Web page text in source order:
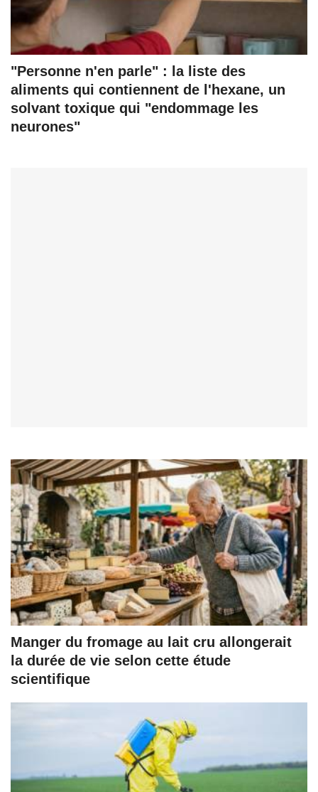
"Personne n'en parle" : la liste des
aliments qui contiennent de l'hexane, un
solvant toxique qui "endommage les
neurones"
Manger du fromage au lait cru allongerait
la durée de vie selon cette étude
scientifique